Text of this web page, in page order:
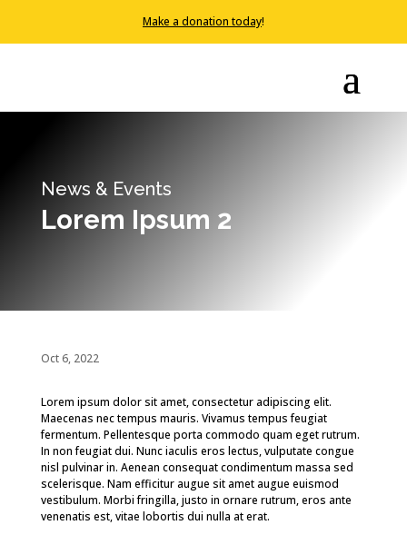
Make a donation today!
News & Events
Lorem Ipsum 2
Oct 6, 2022
Lorem ipsum dolor sit amet, consectetur adipiscing elit.
Maecenas nec tempus mauris. Vivamus tempus feugiat
fermentum. Pellentesque porta commodo quam eget rutrum.
In non feugiat dui. Nunc iaculis eros lectus, vulputate congue
nisl pulvinar in. Aenean consequat condimentum massa sed
scelerisque. Nam efficitur augue sit amet augue euismod
vestibulum. Morbi fringilla, justo in ornare rutrum, eros ante
venenatis est, vitae lobortis dui nulla at erat.